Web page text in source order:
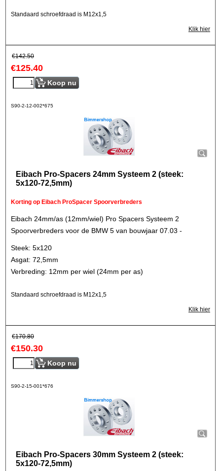
Standaard schroefdraad is M12x1,5
Klik hier
€142.50
€125.40
Koop nu
S90-2-12-002*675
Eibach Pro-Spacers 24mm Systeem 2 (steek:
5x120-72,5mm)
Korting op Eibach ProSpacer Spoorverbreders
Eibach 24mm/as (12mm/wiel) Pro Spacers Systeem 2
Spoorverbreders voor de BMW 5 van bouwjaar 07.03 -
Steek: 5x120
Asgat: 72,5mm
Verbreding: 12mm per wiel (24mm per as)
Standaard schroefdraad is M12x1,5
Klik hier
€170.80
€150.30
Koop nu
S90-2-15-001*676
Eibach Pro-Spacers 30mm Systeem 2 (steek:
5x120-72,5mm)